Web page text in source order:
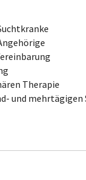
Therapie
und mehrtägigen